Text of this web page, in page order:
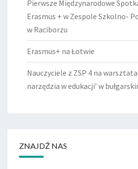
Pierwsze Międzynarodowe
Erasmus + w Zespole Szkolno-
w Raciborzu
Erasmus+ na Łotwie
Nauczyciele z ZSP 4 na
narzędzia w edukacji’ w
ZNAJDŹ NAS